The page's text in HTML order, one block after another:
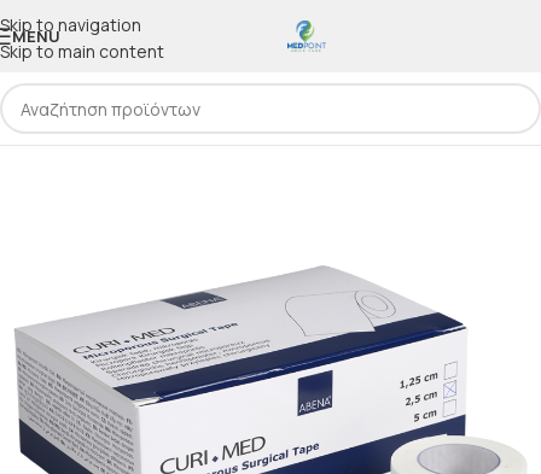
Skip to navigation
Skip to main content
MENU